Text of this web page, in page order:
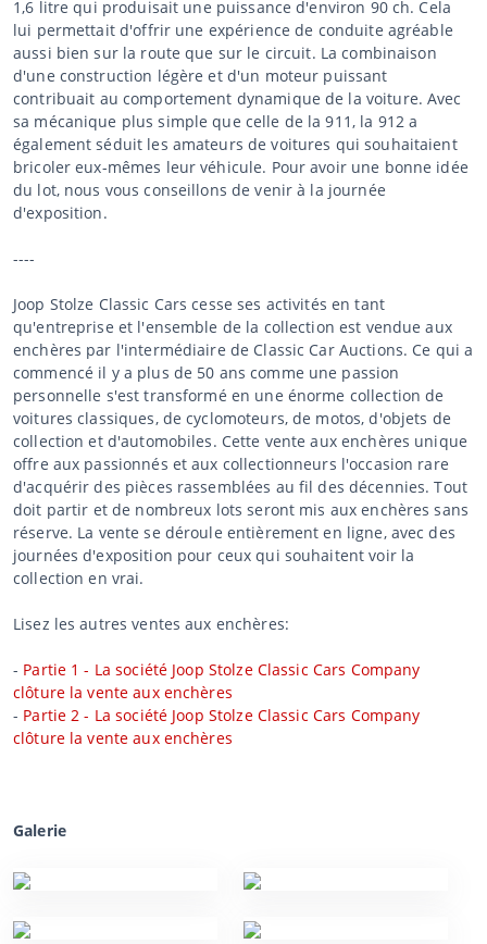
1,6 litre qui produisait une puissance d'environ 90 ch. Cela
lui permettait d'offrir une expérience de conduite agréable
aussi bien sur la route que sur le circuit. La combinaison
d'une construction légère et d'un moteur puissant
contribuait au comportement dynamique de la voiture. Avec
sa mécanique plus simple que celle de la 911, la 912 a
également séduit les amateurs de voitures qui souhaitaient
bricoler eux-mêmes leur véhicule. Pour avoir une bonne idée
du lot, nous vous conseillons de venir à la journée
d'exposition.
----
Joop Stolze Classic Cars cesse ses activités en tant
qu'entreprise et l'ensemble de la collection est vendue aux
enchères par l'intermédiaire de Classic Car Auctions. Ce qui a
commencé il y a plus de 50 ans comme une passion
personnelle s'est transformé en une énorme collection de
voitures classiques, de cyclomoteurs, de motos, d'objets de
collection et d'automobiles. Cette vente aux enchères unique
offre aux passionnés et aux collectionneurs l'occasion rare
d'acquérir des pièces rassemblées au fil des décennies. Tout
doit partir et de nombreux lots seront mis aux enchères sans
réserve. La vente se déroule entièrement en ligne, avec des
journées d'exposition pour ceux qui souhaitent voir la
collection en vrai.
Lisez les autres ventes aux enchères:
- Partie 1 - La société Joop Stolze Classic Cars Company
clôture la vente aux enchères
- Partie 2 - La société Joop Stolze Classic Cars Company
clôture la vente aux enchères
Galerie